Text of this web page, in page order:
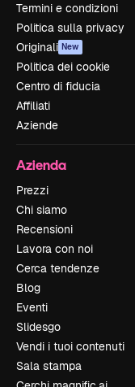
Termini e condizioni
Politica sulla privacy
Originali New
Politica dei cookie
Centro di fiducia
Affiliati
Aziende
Azienda
Prezzi
Chi siamo
Recensioni
Lavora con noi
Cerca tendenze
Blog
Eventi
Slidesgo
Vendi i tuoi contenuti
Sala stampa